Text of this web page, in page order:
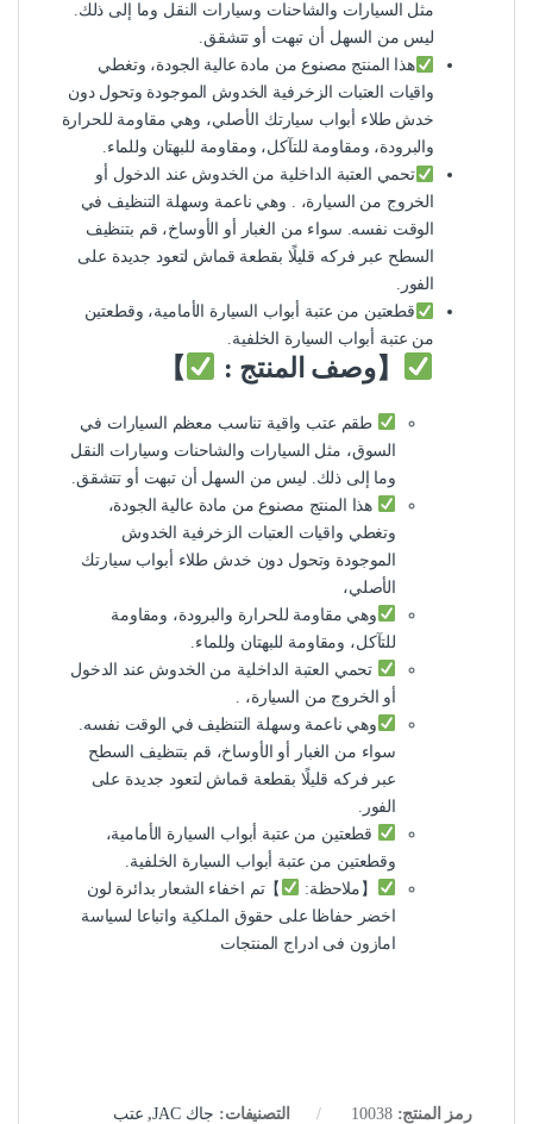
مثل السيارات والشاحنات وسيارات النقل وما إلى ذلك.
ليس من السهل أن تبهت أو تتشقق.
هذا المنتج مصنوع من مادة عالية الجودة، وتغطي
واقيات العتبات الزخرفية الخدوش الموجودة وتحول دون
خدش طلاء أبواب سيارتك الأصلي، وهي مقاومة للحرارة
والبرودة، ومقاومة للتآكل، ومقاومة للبهتان وللماء.
تحمي العتبة الداخلية من الخدوش عند الدخول أو
الخروج من السيارة، . وهي ناعمة وسهلة التنظيف في
الوقت نفسه. سواء من الغبار أو الأوساخ، قم بتنظيف
السطح عبر فركه قليلًا بقطعة قماش لتعود جديدة على
الفور.
قطعتين من عتبة أبواب السيارة الأمامية، وقطعتين
من عتبة أبواب السيارة الخلفية.
【وصف المنتج : 】
طقم عتب واقية تناسب معظم السيارات في
السوق، مثل السيارات والشاحنات وسيارات النقل
وما إلى ذلك. ليس من السهل أن تبهت أو تتشقق.
هذا المنتج مصنوع من مادة عالية الجودة،
وتغطي واقيات العتبات الزخرفية الخدوش
الموجودة وتحول دون خدش طلاء أبواب سيارتك
الأصلي،
وهي مقاومة للحرارة والبرودة، ومقاومة
للتآكل، ومقاومة للبهتان وللماء.
تحمي العتبة الداخلية من الخدوش عند الدخول
أو الخروج من السيارة، .
وهي ناعمة وسهلة التنظيف في الوقت نفسه.
سواء من الغبار أو الأوساخ، قم بتنظيف السطح
عبر فركه قليلًا بقطعة قماش لتعود جديدة على
الفور.
قطعتين من عتبة أبواب السيارة الأمامية،
وقطعتين من عتبة أبواب السيارة الخلفية.
【ملاحظة:
】تم اخفاء الشعار بدائرة لون
اخضر حفاظا على حقوق الملكية واتباعا لسياسة
امازون فى ادراج المنتجات
رمز المنتج:10038 التصنيفات: جاك JAC , عتب